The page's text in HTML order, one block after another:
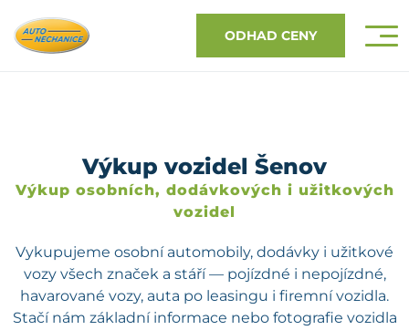
ODHAD CENY
Výkup vozidel Šenov
Výkup osobních, dodávkových i užitkových
vozidel
Vykupujeme osobní automobily, dodávky i užitkové
vozy všech značek a stáří — pojízdné i nepojízdné,
havarované vozy, auta po leasingu i firemní vozidla.
Stačí nám základní informace nebo fotografie vozidla